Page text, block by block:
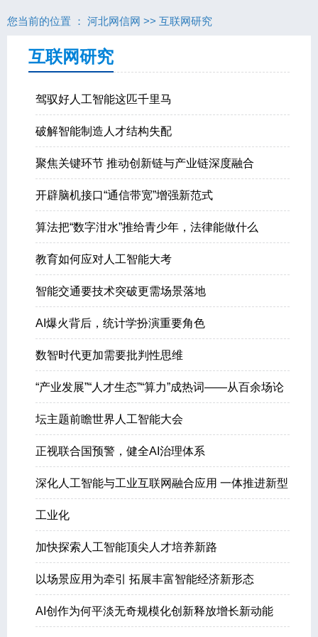
您当前的位置 ： 河北网信网 >> 互联网研究
互联网研究
驾驭好人工智能这匹千里马
破解智能制造人才结构失配
聚焦关键环节 推动创新链与产业链深度融合
开辟脑机接口“通信带宽”增强新范式
算法把“数字泔水”推给青少年，法律能做什么
教育如何应对人工智能大考
智能交通要技术突破更需场景落地
AI爆火背后，统计学扮演重要角色
数智时代更加需要批判性思维
“产业发展”“人才生态”“算力”成热词——从百余场论
坛主题前瞻世界人工智能大会
正视联合国预警，健全AI治理体系
深化人工智能与工业互联网融合应用 一体推进新型
工业化
加快探索人工智能顶尖人才培养新路
以场景应用为牵引 拓展丰富智能经济新形态
AI创作为何平淡无奇规模化创新释放增长新动能